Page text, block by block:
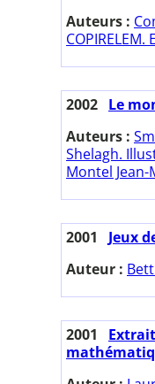
Auteurs :
COPIRELEM.
2002 Le
Auteurs :
Shelagh.
Montel Jean-
2001
Jeux
Auteur :
2001